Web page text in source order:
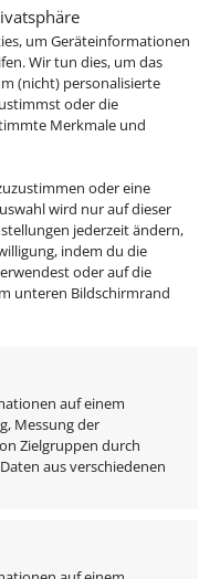
um Geräteinformationen
Wir tun dies, um das
(nicht) personalisierte
oder die
Merkmale und
oder eine
wird nur auf dieser
jederzeit ändern,
indem du die
oder auf die
unteren Bildschirmrand
auf einem
Messung der
Zielgruppen durch
aus verschiedenen
ist harmonisch,
deinem Zuhause eine
genießen kannst.
Ob Wand-,
Pendelleuchte – jede
für sich und
Erscheinung.
Spare Strom
auf helles,